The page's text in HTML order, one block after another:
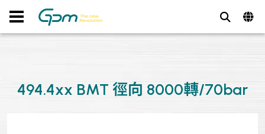
494.4xx BMT 徑向 8000轉/70bar